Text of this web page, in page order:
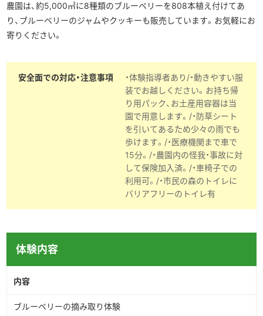
ムービー
愛媛県グリーン・ツーリズム推進協議会について
プライバシーポリシー 関連リンク
農園は、約5,000㎡に8種類のブルーベリーを808本植え付けてあ
り、ブルーベリーのジャムやクッキーも販売しています。お気軽にお
寄りください。
安全面での対応・注意事項
・体験指導者あり/・動きやすい服
装でお越しください。お持ち帰
り用パック、お土産用容器は当
園で用意します。/・防草シート
を引いてあるため少々の雨でも
歩けます。/・医療機関まで車で
15分。/・農園内の怪我・事故に対
して保険加入済。/・車椅子での
利用可。/・市民の森のトイレに
バリアフリーのトイレ有
体験内容
内容
ブルーベリーの摘み取り体験